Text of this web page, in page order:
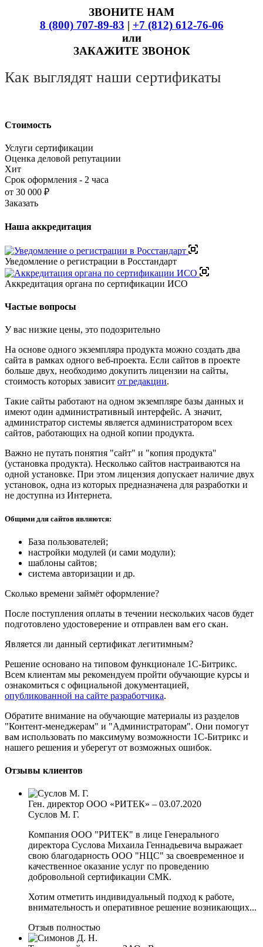
ЗВОНИТЕ НАМ
8 (800) 707-89-83 | +7 (812) 612-76-06
или
ЗАКАЖИТЕ ЗВОНОК
Как выглядят наши сертификаты
Стоимость
Услуги сертификации
Оценка деловой репутациии
Хит
Срок оформления - 2 часа
от 30 000 ₽
Заказать
Наша аккредитация
Уведомление о регистрации в Росстандарт
Аккредитация органа по сертификации ИСО
Частые вопросы
У вас низкие цены, это подозрительно
На основе одного экземпляра продукта можно создать два
сайта в рамках одного веб-проекта. Если сайтов в проекте
больше двух, необходимо докупить лицензии на сайты,
стоимость которых зависит от редакции.
Такие сайты работают на одном экземпляре базы данных и
имеют один административный интерфейс. А значит,
администратор системы является администратором всех
сайтов, работающих на одной копии продукта.
Важно не путать понятия "сайт" и "копия продукта"
(установка продукта). Несколько сайтов настраиваются на
одной установке. При этом лицензия допускает наличие двух
установок, одна из которых предназначена для разработки и
не доступна из Интернета.
Общими для сайтов являются:
База пользователей;
настройки модулей (и сами модули);
шаблоны сайтов;
система авторизации и др.
Сколько времени займёт оформление?
После поступления оплаты в течении нескольких часов будет
подготовлено удостоверение и отправлен вам его скан.
Является ли данный сертификат легитимным?
Решение основано на типовом функционале 1С-Битрикс.
Всем клиентам мы рекомендуем пройти обучающие курсы и
ознакомиться с официальной документацией,
опубликованной на сайте разработчика.
Обратите внимание на обучающие материалы из разделов
"Контент-менеджерам" и "Администраторам". Они помогут
вам использовать по максимуму возможности 1С-Битрикс и
нашего решения и уберегут от возможных ошибок.
Отзывы клиентов
Ген. директор ООО «РИТЕК» – 03.07.2020
Суслов М. Г.
Компания ООО "РИТЕК" в лице Генерального
директора Суслова Михаила Геннадьевича выражает
свою благодарность ООО "НЦС" за своевременное и
качественное оказание услуг по проведению
добровольной сертификации СМК.
Хотим отметить индивидуальный подход к работе,
внимательность и оперативное решение возникающих...
Отзыв полностью